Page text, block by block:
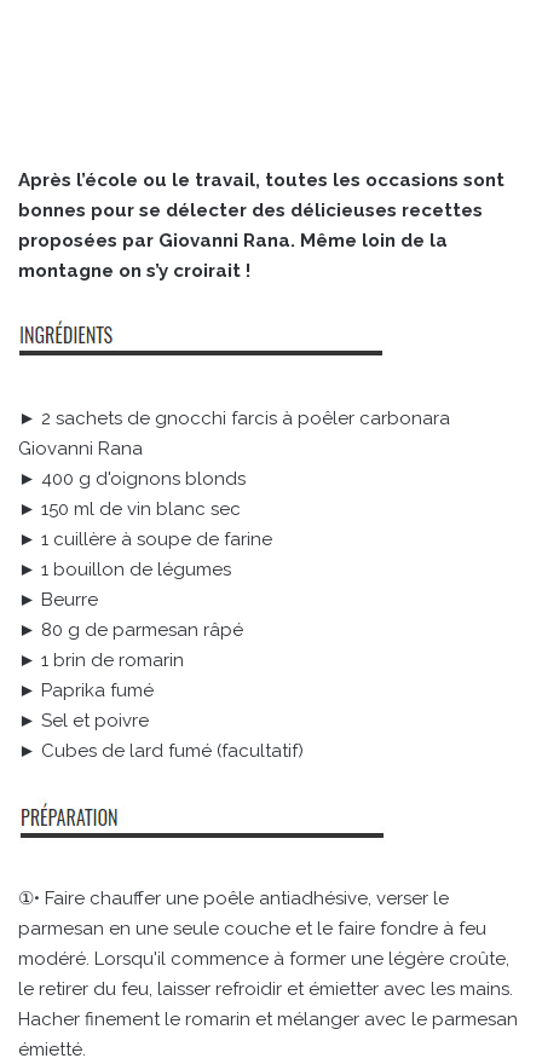
Après l’école ou le travail, toutes les occasions sont
bonnes pour se délecter des délicieuses recettes
proposées par Giovanni Rana. Même loin de la
montagne on s’y croirait !
► 2 sachets de gnocchi farcis à poêler carbonara
Giovanni Rana
► 400 g d'oignons blonds
► 150 ml de vin blanc sec
► 1 cuillère à soupe de farine
► 1 bouillon de légumes
► Beurre
► 80 g de parmesan râpé
► 1 brin de romarin
► Paprika fumé
► Sel et poivre
► Cubes de lard fumé (facultatif)
①• Faire chauffer une poêle antiadhésive, verser le
parmesan en une seule couche et le faire fondre à feu
modéré. Lorsqu'il commence à former une légère croûte,
le retirer du feu, laisser refroidir et émietter avec les mains.
Hacher finement le romarin et mélanger avec le parmesan
émietté.